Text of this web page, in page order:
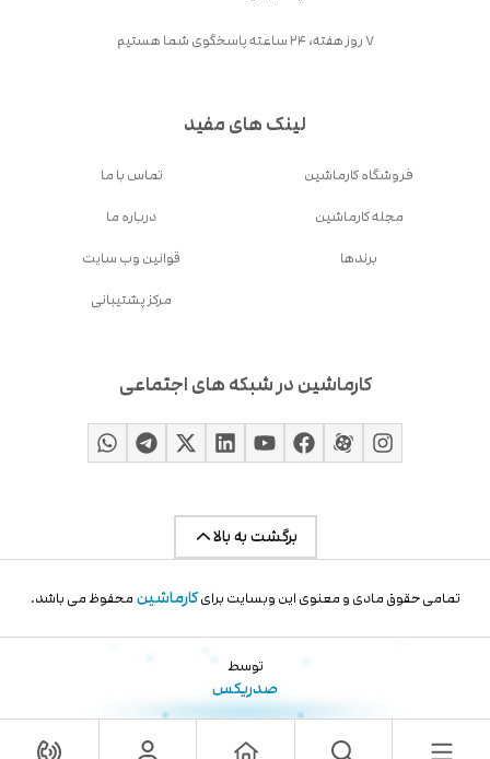
۷ روز هفته، ۲۴ ساعته پاسخگوی شما هستیم
لینک های مفید
فروشگاه کارماشین
مجله کارماشین
برندها
تماس با ما
درباره ما
قوانین وب سایت
مرکز پشتیبانی
کارماشین در شبکه های اجتماعی
برگشت به بالا
تمامی حقوق مادی و معنوی این وبسایت برایکارماشین محفوظ می باشد.
توسط
صدریکس